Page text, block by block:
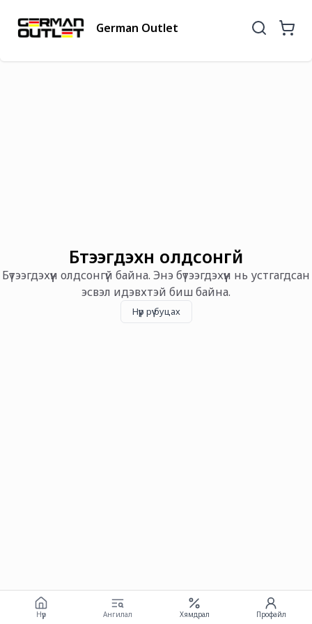
German Outlet
Бүтээгдэхүүн олдсонгүй
Бүтээгдэхүүн олдсонгүй байна. Энэ бүтээгдэхүүн нь устгагдсан
эсвэл идэвхтэй биш байна.
Нүүр рүү буцах
Нүүр Ангилал Хямдрал Профайл